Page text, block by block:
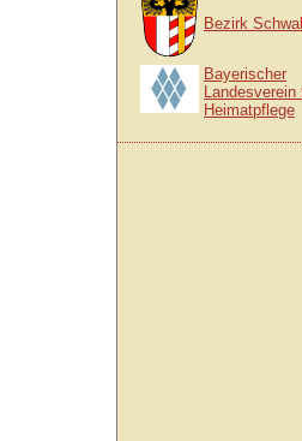
Bezirk
Bayerischer
Landesverein
Heimatpflege